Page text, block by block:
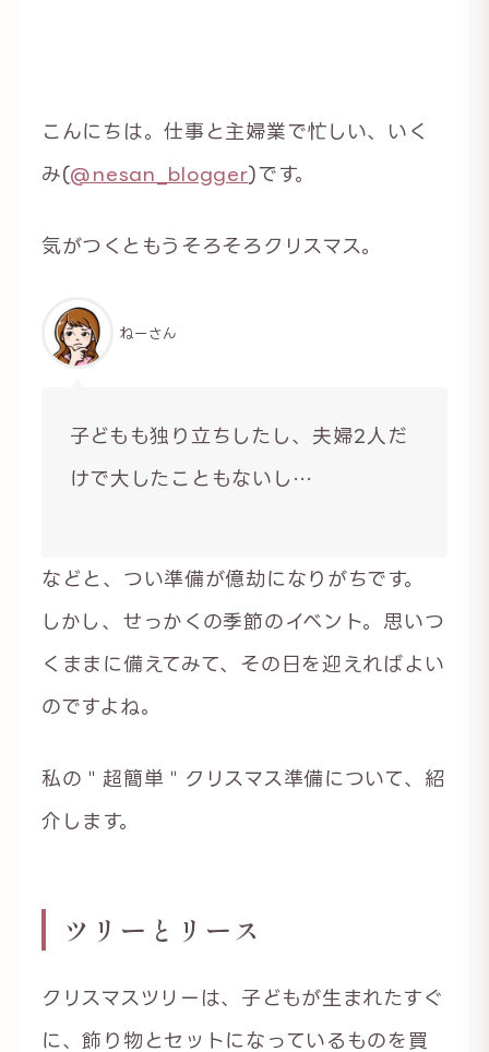
こんにちは。仕事と主婦業で忙しい、いく
み(@nesan_blogger)です。
気がつくともうそろそろクリスマス。
ねーさん
子どもも独り立ちしたし、夫婦2人だ
けで大したこともないし…
などと、つい準備が億劫になりがちです。
しかし、せっかくの季節のイベント。思いつ
くままに備えてみて、その日を迎えればよい
のですよね。
私の＂超簡単＂クリスマス準備について、紹
介します。
ツリーとリース
クリスマスツリーは、子どもが生まれたすぐ
に、飾り物とセットになっているものを買